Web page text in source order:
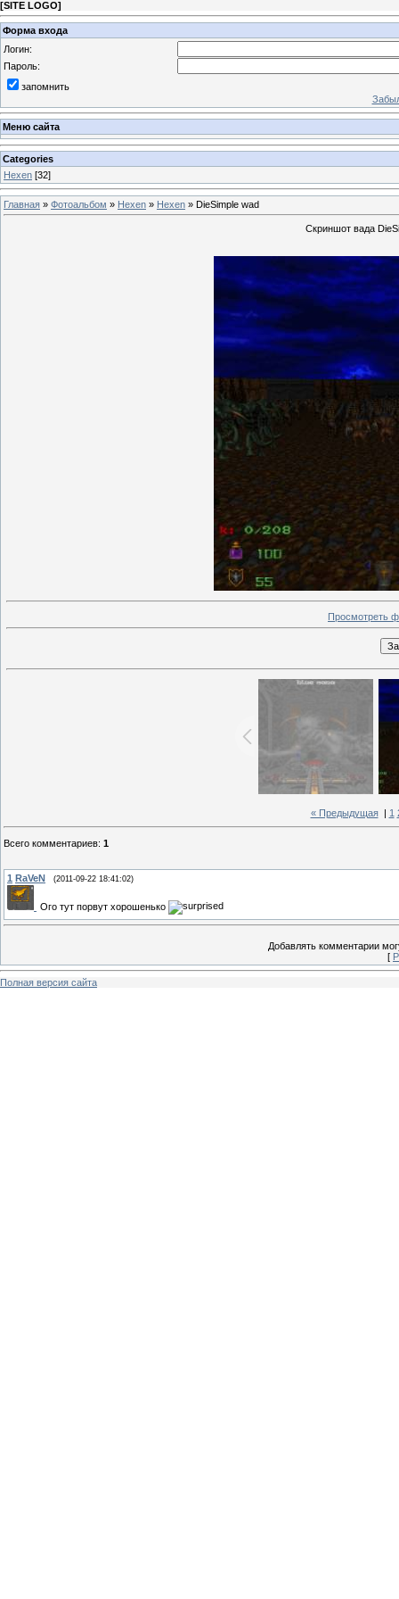
[SITE LOGO]
Форма входа
Логин:
Пароль:
запомнить
Меню сайта
Categories
Hexen [32]
Главная » Фотоальбом » Hexen » Hexen » DieSimple wad
Скриншот вада
Просмотреть
« Предыдущая| 1
Всего комментариев: 1
1 RaVeN (2011-09-22 18:41:02)
Ого тут порвут хорошенько
Добавлять комментарии
[
Полная версия сайта